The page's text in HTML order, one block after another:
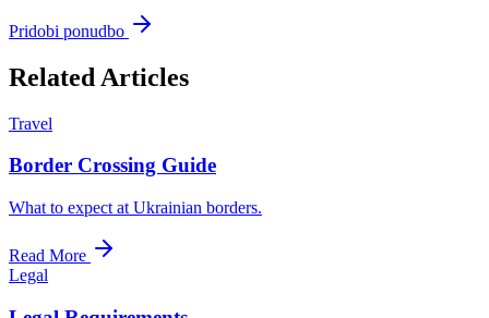
Pridobi ponudbo
Related Articles
Travel
Border Crossing Guide
What to expect at Ukrainian borders.
Read More
Legal